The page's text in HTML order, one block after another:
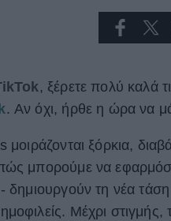
, ξέρετε πολύ καλά τι
. Αν όχι, ήρθε η ώρα να
μοιράζονται ξόρκια,
μπορούμε να
δημιουργούν τη νέα τάση
Μέχρι στιγμής,